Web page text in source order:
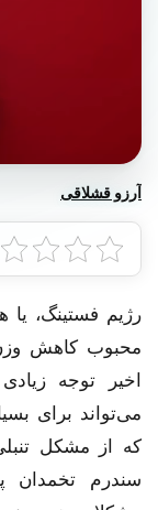
آرزو قشلاقی
رژیم فستینگ،
محبوب کاهش
اخیر توجه
می‌تواند برای
که از مشکل